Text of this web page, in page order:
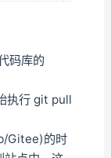
码库的
执行 git pull
Gitee)的时